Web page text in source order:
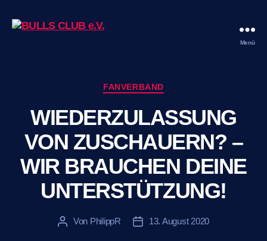
Menü
Kategorien
FANVERBAND
WIEDERZULASSUNG
VON ZUSCHAUERN? –
WIR BRAUCHEN DEINE
UNTERSTÜTZUNG!
Beitragsautor
Von PhilippR Veröffentlichungsdatum
13. August 2020